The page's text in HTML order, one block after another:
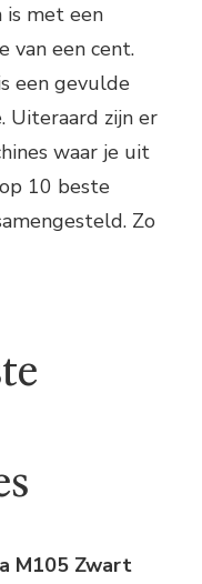
is met een
van een cent.
een gevulde
Uiteraard zijn er
waar je uit
10 beste
Zo
M105 Zwart